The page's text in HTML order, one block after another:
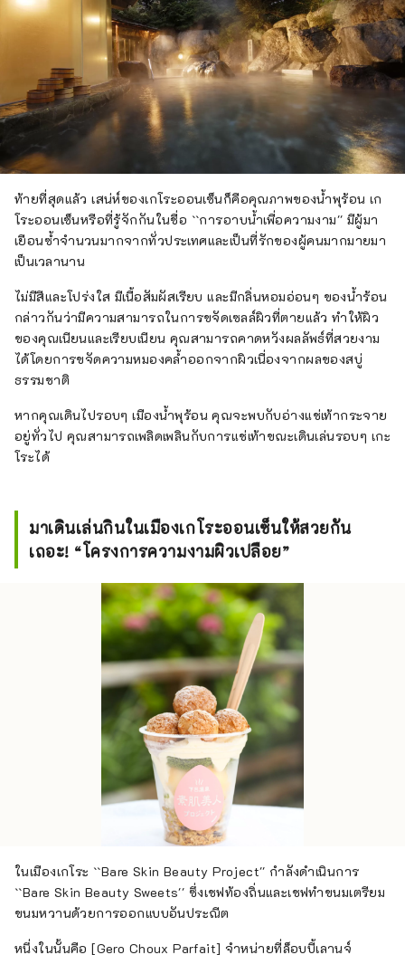
ซึ่งเป็นโบราณสถานที่ขึ้นทะเบียนโดยจัง
หวัดกิฟุ
ท้ายที่สุดแล้ว เสน่ห์ของเกโระออนเซ็นก็คือคุณภาพของน้ำพุร้อน เก
โระออนเซ็นหรือที่รู้จักกันในชื่อ ``การอาบน้ำเพื่อความงาม'' มีผู้มา
เยือนซ้ำจำนวนมากจากทั่วประเทศและเป็นที่รักของผู้คนมากมายมา
เป็นเวลานาน
ไม่มีสีและโปร่งใส มีเนื้อสัมผัสเรียบ และมีกลิ่นหอมอ่อนๆ ของน้ำร้อน
กล่าวกันว่ามีความสามารถในการขจัดเซลล์ผิวที่ตายแล้ว ทำให้ผิว
ของคุณเนียนและเรียบเนียน คุณสามารถคาดหวังผลลัพธ์ที่สวยงาม
ได้โดยการขจัดความหมองคล้ำออกจากผิวเนื่องจากผลของสบู่
ธรรมชาติ
หากคุณเดินไปรอบๆ เมืองน้ำพุร้อน คุณจะพบกับอ่างแช่เท้ากระจาย
อยู่ทั่วไป คุณสามารถเพลิดเพลินกับการแช่เท้าขณะเดินเล่นรอบๆ เกะ
โระได้
มาเดินเล่นกินในเมืองเกโระออนเซ็นให้สวยกัน
เถอะ! “โครงการความงามผิวเปลือย”
ในเมืองเกโระ ``Bare Skin Beauty Project'' กำลังดำเนินการ
``Bare Skin Beauty Sweets'' ซึ่งเชฟท้องถิ่นและเชฟทำขนมเตรียม
ขนมหวานด้วยการออกแบบอันประณีต
หนึ่งในนั้นคือ [Gero Choux Parfait] จำหน่ายที่ล็อบบี้เลานจ์